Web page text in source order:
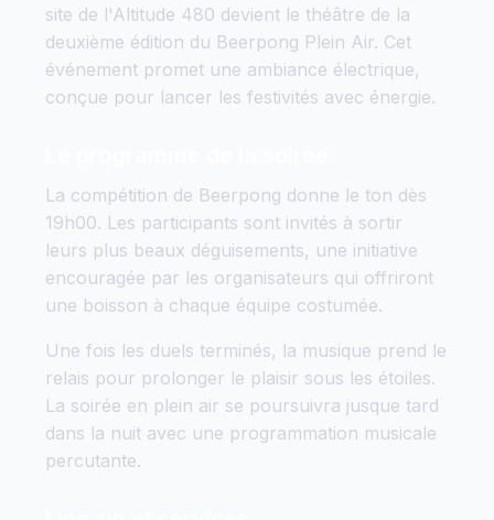
site de l'Altitude 480 devient le théâtre de la
deuxième édition du Beerpong Plein Air. Cet
événement promet une ambiance électrique,
conçue pour lancer les festivités avec énergie.
La compétition de Beerpong donne le ton dès
19h00. Les participants sont invités à sortir
leurs plus beaux déguisements, une initiative
encouragée par les organisateurs qui offriront
une boisson à chaque équipe costumée.
Une fois les duels terminés, la musique prend le
relais pour prolonger le plaisir sous les étoiles.
La soirée en plein air se poursuivra jusque tard
dans la nuit avec une programmation musicale
percutante.